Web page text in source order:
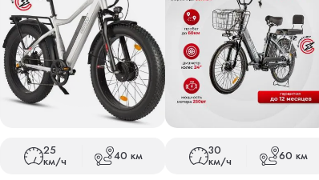
25
км/ч 40 км 30
км/ч 60 км